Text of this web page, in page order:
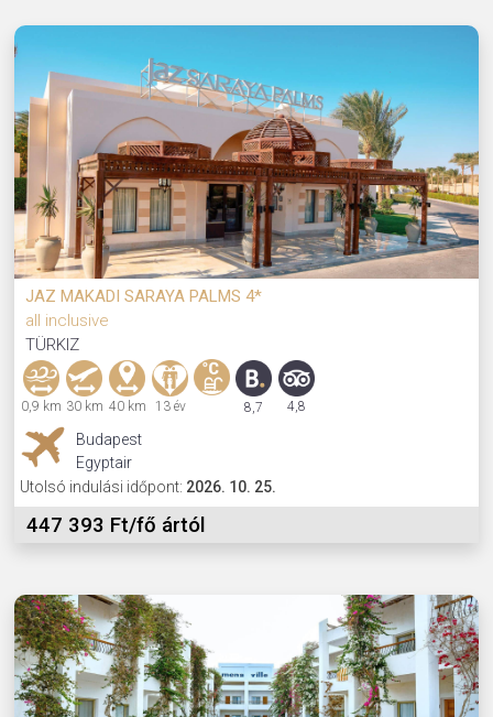
JAZ MAKADI SARAYA PALMS 4*
all inclusive
TÜRKIZ
0,9 km 30 km 40 km 13 év 8,7 4,8
Budapest
Egyptair
Utolsó indulási időpont: 2026. 10. 25.
447 393 Ft/fő ártól